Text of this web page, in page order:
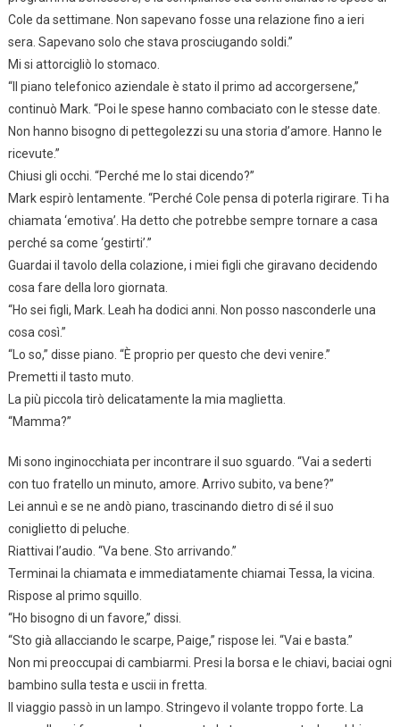
Cole da settimane. Non sapevano fosse una relazione fino a ieri
sera. Sapevano solo che stava prosciugando soldi.”
Mi si attorcigliò lo stomaco.
“Il piano telefonico aziendale è stato il primo ad accorgersene,”
continuò Mark. “Poi le spese hanno combaciato con le stesse date.
Non hanno bisogno di pettegolezzi su una storia d’amore. Hanno le
ricevute.”
Chiusi gli occhi. “Perché me lo stai dicendo?”
Mark espirò lentamente. “Perché Cole pensa di poterla rigirare. Ti ha
chiamata ‘emotiva’. Ha detto che potrebbe sempre tornare a casa
perché sa come ‘gestirti’.”
Guardai il tavolo della colazione, i miei figli che giravano decidendo
cosa fare della loro giornata.
“Ho sei figli, Mark. Leah ha dodici anni. Non posso nasconderle una
cosa così.”
“Lo so,” disse piano. “È proprio per questo che devi venire.”
Premetti il tasto muto.
La più piccola tirò delicatamente la mia maglietta.
“Mamma?”
Mi sono inginocchiata per incontrare il suo sguardo. “Vai a sederti
con tuo fratello un minuto, amore. Arrivo subito, va bene?”
Lei annuì e se ne andò piano, trascinando dietro di sé il suo
coniglietto di peluche.
Riattivai l’audio. “Va bene. Sto arrivando.”
Terminai la chiamata e immediatamente chiamai Tessa, la vicina.
Rispose al primo squillo.
“Ho bisogno di un favore,” dissi.
“Sto già allacciando le scarpe, Paige,” rispose lei. “Vai e basta.”
Non mi preoccupai di cambiarmi. Presi la borsa e le chiavi, baciai ogni
bambino sulla testa e uscii in fretta.
Il viaggio passò in un lampo. Stringevo il volante troppo forte. La